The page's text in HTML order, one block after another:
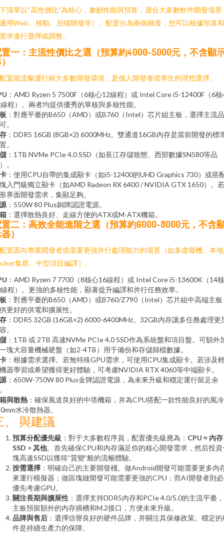
清單以“高性價比”為核心，兼顧性能與預算，適合大多數軟件開發場景
用Web、移動、后端開發等）。配置分為兩個梯度，您可以根據預算
求進行選擇或調整。
一：主流性價比之選（預算約4000-5000元，不含顯
置能流暢運行絕大多數開發環境，是個人開發者或學生的理想選擇。
：AMD Ryzen 5 7500F（6核心12線程）或 Intel Core i5-12400F（6核
程）。兩者均提供優秀的單核與多核性能。
：對應平臺的B650（AMD）或B760（Intel）芯片組主板，選擇主流
。
：DDR5 16GB (8GB×2) 6000MHz。雙通道16GB內存是當前開發的標
。
：1TB NVMe PCIe 4.0 SSD（如長江存儲致態、西部數據SN580等品
。
：使用CPU自帶的集成顯卡（如i5-12400的UHD Graphics 730）或搭
入門級獨立顯卡（如AMD Radeon RX 6400 / NVIDIA GTX 1650）。
界面開發需求，集顯足夠。
：550W 80 Plus銅牌認證電源。
：選擇散熱良好、走線方便的ATX或M-ATX機箱。
二：高效全能進階之選（預算約6000-8000元，不含
）
置面向專業開發者或需要更強并行處理能力的場景（如多虛擬機、本地
集群、中型項目編譯）。
：AMD Ryzen 7 7700（8核心16線程）或 Intel Core i5-13600K（14
程）。更強的多核性能，顯著提升編譯和并行任務效率。
：對應平臺的B650（AMD）或B760/Z790（Intel）芯片組中高端主板
更好的供電和擴展性。
：DDR5 32GB (16GB×2) 6000-6400MHz。32GB內存讓多任務處理更
。
：1TB 或 2TB 高速NVMe PCIe 4.0 SSD作為系統盤和項目盤。可額外
塊大容量機械硬盤（如2-4TB）用于備份和存儲歸檔數據。
：根據需求選擇。若無特殊GPU需求，可使用CPU集成顯卡。若涉及
器學習或希望獲得更好體驗，可考慮NVIDIA RTX 4060等中端顯卡。
：650W-750W 80 Plus金牌認證電源，為未來升級和穩定運行留足余
與散熱 ：確保風道良好的中塔機箱，并為CPU搭配一款性能良好的風
水冷散熱器。
、 與建議
預算分配優先級 ：對于大多數程序員，配置優先級應為： CPU ≈ 內
SSD > 其他。首先確保CPU和內存滿足你的核心開發需求，然后投資
塊高速SSD以獲得“質變”般的流暢體驗。
按需選擇 ：明確自己的主要開發棧。做Android開發可能需要更多內
來運行模擬器；做區塊鏈開發可能需要更強的CPU；而AI開發者則
優先考慮GPU。
關注長期與擴展性 ：選擇支持DDR5內存和PCIe 4.0/5.0的主流平臺
主板預留額外的內存插槽和M.2接口，方便未來升級。
品牌與售后 ：選擇信譽良好的硬件品牌，并關注其保修政策。穩定的
件是持續生產力的保障。